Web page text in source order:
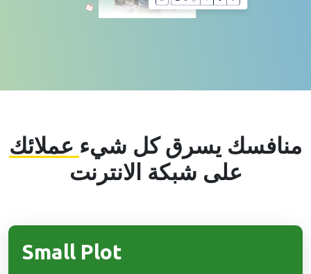
منافسك يسرق كل شيء عملائك
على شبكة الانترنت
Small Plot